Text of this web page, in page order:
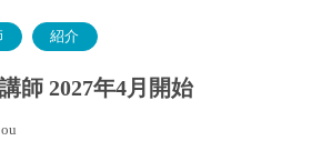
紹介
師 2027年4月開始